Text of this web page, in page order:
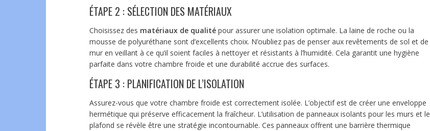
ÉTAPE 2 : SÉLECTION DES MATÉRIAUX
Choisissez des matériaux de qualitépour assurer une isolation optimale. La laine de roche ou la
mousse de polyuréthane sont d’excellents choix. N’oubliez pas de penser aux revêtements de sol et de
mur en veillant à ce qu’il soient faciles à nettoyer et résistants à l’humidité. Cela garantit une hygiène
parfaite dans votre chambre froide et une durabilité accrue des surfaces.
ÉTAPE 3 : PLANIFICATION DE L’ISOLATION
Assurez-vous que votre chambre froide est correctement isolée. L’objectif est de créer une enveloppe
hermétique qui préserve efficacement la fraîcheur. L’utilisation de panneaux isolants pour les murs et le
plafond se révèle être une stratégie incontournable. Ces panneaux offrent une barrière thermique